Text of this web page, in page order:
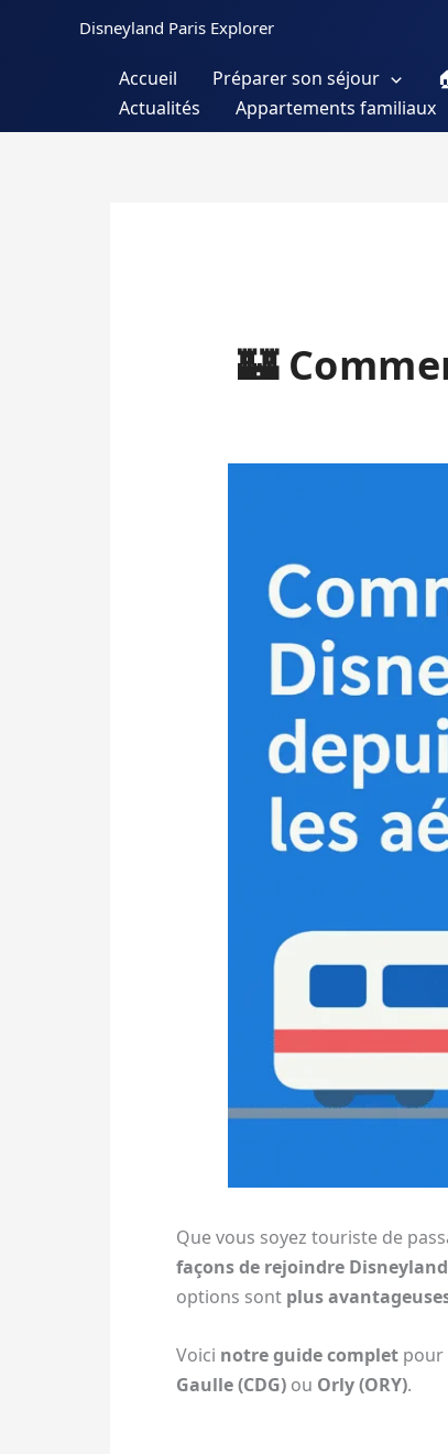
Disneyland Paris Explorer
Accueil Préparer son séjour
Actualités
Appartements familiaux
🏰
Que vous soyez touriste de
façons de rejoindre
options sont plus
Voici notre guide complet pour
Gaulle (CDG) ou Orly (ORY).